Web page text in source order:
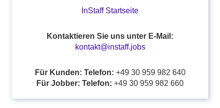
InStaff Startseite
Kontaktieren Sie uns unter E-Mail:
kontakt@instaff.jobs
Für Kunden: Telefon: +49 30 959 982 640
Für Jobber: Telefon: +49 30 959 982 660